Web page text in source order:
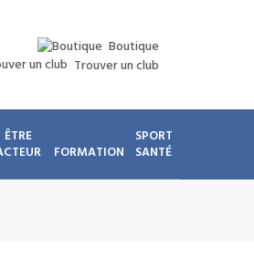
Boutique
Trouver un club
ÊTRE
FORMATION
SPORT
SANTÉ